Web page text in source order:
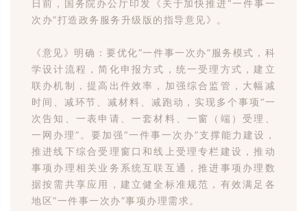
日前，国务院办公厅印发《关于加快推进“一件事一
次办”打造政务服务升级版的指导意见》。
《意见》明确：要优化“一件事一次办”服务模式，科
学设计流程，简化申报方式，统一受理方式，建立
联办机制，提高出件效率，加强综合监管，大幅减
时间、减环节、减材料、减跑动，实现多个事项“一
次告知、一表申请、一套材料、一窗（端）受理、
一网办理”。要加强“一件事一次办”支撑能力建设，
推进线下综合受理窗口和线上受理专栏建设，推动
事项办理相关业务系统互联互通，推进事项办理数
据按需共享应用，建立健全标准规范，有效满足各
地区“一件事一次办”事项办理需求。